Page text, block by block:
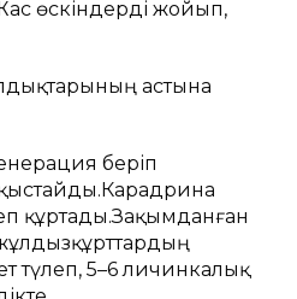
өскіндерді жойып,
aстынa
беріп
құртады.Зақымданған
түлеп, 5–6 личинкaлық